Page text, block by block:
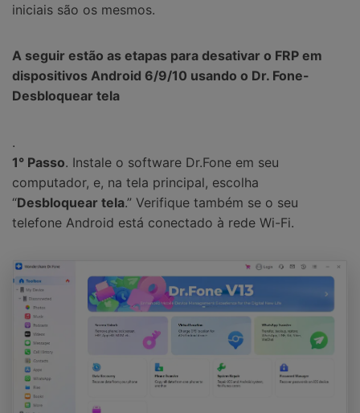
iniciais são os mesmos.
A seguir estão as etapas para desativar o FRP em
dispositivos Android 6/9/10 usando o Dr. Fone-
Desbloquear tela
.
1° Passo. Instale o software Dr.Fone em seu
computador, e, na tela principal, escolha
“Desbloquear tela.” Verifique também se o seu
telefone Android está conectado à rede Wi-Fi.